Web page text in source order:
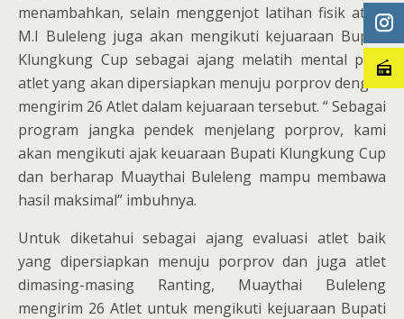
menambahkan, selain menggenjot latihan fisik atlet,
M.I Buleleng juga akan mengikuti kejuaraan Bupati
Klungkung Cup sebagai ajang melatih mental para
atlet yang akan dipersiapkan menuju porprov dengan
mengirim 26 Atlet dalam kejuaraan tersebut. “ Sebagai
program jangka pendek menjelang porprov, kami
akan mengikuti ajak keuaraan Bupati Klungkung Cup
dan berharap Muaythai Buleleng mampu membawa
hasil maksimal” imbuhnya.
Untuk diketahui sebagai ajang evaluasi atlet baik
yang dipersiapkan menuju porprov dan juga atlet
dimasing-masing Ranting, Muaythai Buleleng
mengirim 26 Atlet untuk mengikuti kejuaraan Bupati